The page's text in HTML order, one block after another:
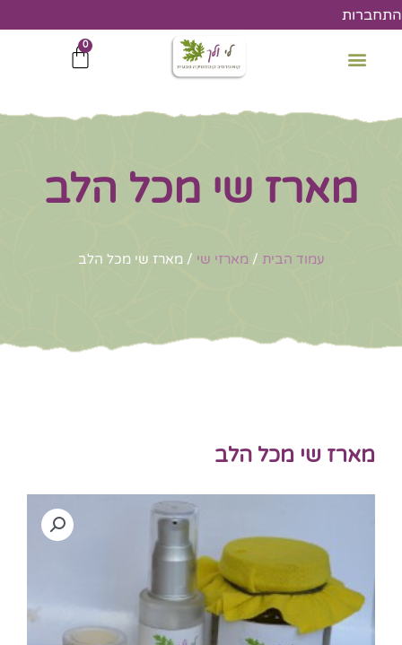
דילוג
לתוכן
התחברות
0
עגלת
מארז שי מכל הלב
עמוד הבית / מארזי שי / מארז שי מכל הלב
מארז שי מכל הלב